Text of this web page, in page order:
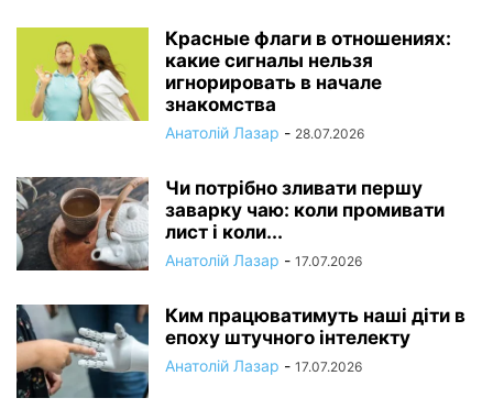
Красные флаги в отношениях:
какие сигналы нельзя
игнорировать в начале
знакомства
Анатолій Лазар - 28.07.2026
Чи потрібно зливати першу
заварку чаю: коли промивати
лист і коли...
Анатолій Лазар - 17.07.2026
Ким працюватимуть наші діти в
епоху штучного інтелекту
Анатолій Лазар - 17.07.2026